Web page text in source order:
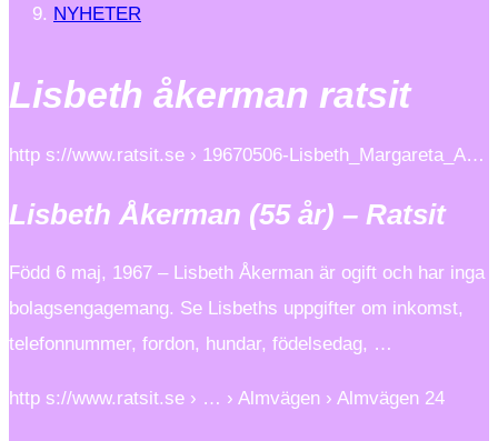
NYHETER
Lisbeth åkerman ratsit
http s://www.ratsit.se › 19670506-Lisbeth_Margareta_A…
Lisbeth Åkerman (55 år) – Ratsit
Född 6 maj, 1967 – Lisbeth Åkerman är ogift och har inga
bolagsengagemang. Se Lisbeths uppgifter om inkomst,
telefonnummer, fordon, hundar, födelsedag, …
http s://www.ratsit.se › … › Almvägen › Almvägen 24